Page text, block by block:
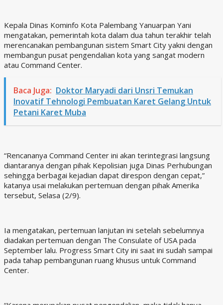
Kepala Dinas Kominfo Kota Palembang Yanuarpan Yani
mengatakan, pemerintah kota dalam dua tahun terakhir telah
merencanakan pembangunan sistem Smart City yakni dengan
membangun pusat pengendalian kota yang sangat modern
atau Command Center.
Baca Juga: Doktor Maryadi dari Unsri Temukan
Inovatif Tehnologi Pembuatan Karet Gelang Untuk
Petani Karet Muba
“Rencananya Command Center ini akan terintegrasi langsung
diantaranya dengan pihak Kepolisian juga Dinas Perhubungan
sehingga berbagai kejadian dapat direspon dengan cepat,”
katanya usai melakukan pertemuan dengan pihak Amerika
tersebut, Selasa (2/9).
Ia mengatakan, pertemuan lanjutan ini setelah sebelumnya
diadakan pertemuan dengan The Consulate of USA pada
September lalu. Progress Smart City ini saat ini sudah sampai
pada tahap pembangunan ruang khusus untuk Command
Center.